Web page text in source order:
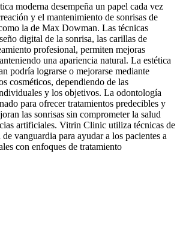
moderna desempeña un papel cada vez
y el mantenimiento de sonrisas de
la de Max Dowman. Las técnicas
digital de la sonrisa, las carillas de
profesional, permiten mejoras
una apariencia natural. La estética
podría lograrse o mejorarse mediante
cosméticos, dependiendo de las
y los objetivos. La odontología
para ofrecer tratamientos predecibles y
las sonrisas sin comprometer la salud
artificiales. Vitrin Clinic utiliza técnicas de
vanguardia para ayudar a los pacientes a
con enfoques de tratamiento